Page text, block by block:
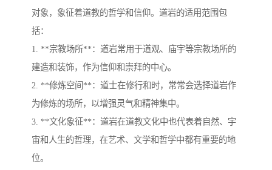
对象，象征着道教的哲学和信仰。道岩的适用范围包
括：
1. **宗教场所**：道岩常用于道观、庙宇等宗教场所的
建造和装饰，作为信仰和崇拜的中心。
2. **修炼空间**：道士在修行和时，常常会选择道岩作
为修炼的场所，以增强灵气和精神集中。
3. **文化象征**：道岩在道教文化中也代表着自然、宇
宙和人生的哲理，在艺术、文学和哲学中都有重要的地
位。